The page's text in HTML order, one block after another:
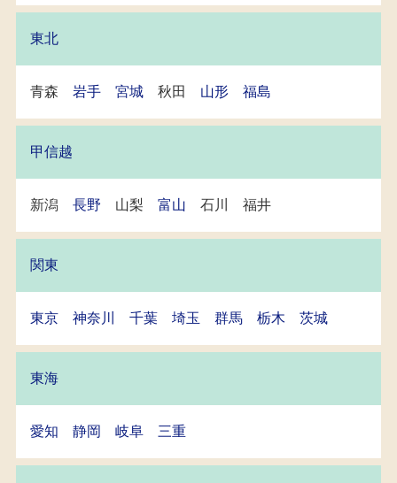
東北
青森 岩手 宮城 秋田 山形 福島
甲信越
新潟 長野 山梨 富山 石川 福井
関東
東京 神奈川 千葉 埼玉 群馬 栃木 茨城
東海
愛知 静岡 岐阜 三重